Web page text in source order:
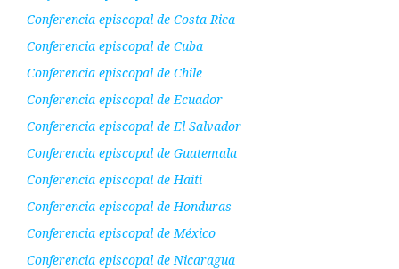
Conferencia episcopal de Costa Rica
Conferencia episcopal de Cuba
Conferencia episcopal de Chile
Conferencia episcopal de Ecuador
Conferencia episcopal de El Salvador
Conferencia episcopal de Guatemala
Conferencia episcopal de Haití
Conferencia episcopal de Honduras
Conferencia episcopal de México
Conferencia episcopal de Nicaragua